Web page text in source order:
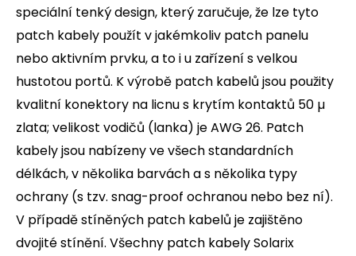
speciální tenký design, který zaručuje, že lze tyto
patch kabely použít v jakémkoliv patch panelu
nebo aktivním prvku, a to i u zařízení s velkou
hustotou portů. K výrobě patch kabelů jsou použity
kvalitní konektory na licnu s krytím kontaktů 50 µ
zlata; velikost vodičů (lanka) je AWG 26. Patch
kabely jsou nabízeny ve všech standardních
délkách, v několika barvách a s několika typy
ochrany (s tzv. snag-proof ochranou nebo bez ní).
V případě stíněných patch kabelů je zajištěno
dvojité stínění. Všechny patch kabely Solarix